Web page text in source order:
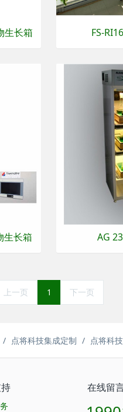
生长箱 FS-
生长箱 AG
上一页 1 下一页
点将科技集成定制 点将科
在线留